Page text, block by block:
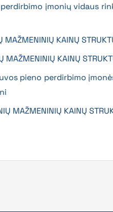
įmonių vidaus
MAŽMENINIŲ KAINŲ
MAŽMENINIŲ KAINŲ
pieno perdirbimo
MAŽMENINIŲ KAINŲ